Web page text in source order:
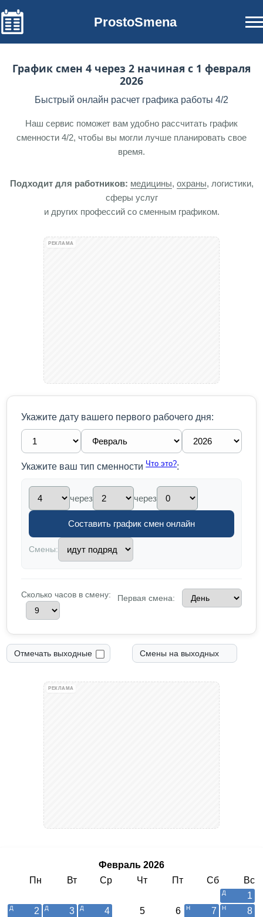
ProstoSmena
График смен 4 через 2 начиная с 1 февраля
2026
Быстрый онлайн расчет графика работы 4/2
Наш сервис поможет вам удобно рассчитать график
сменности 4/2, чтобы вы могли лучше планировать свое
время.
Подходит для работников: медицины, охраны, логистики,
сферы услуг
и других профессий со сменным графиком.
РЕКЛАМА
Укажите дату вашего первого рабочего дня:
Укажите ваш тип сменностиЧто это?:
через через
Смены:
Сколько часов в смену: Первая смена:
Отмечать выходные Смены на выходных
РЕКЛАМА
Февраль 2026
Пн
Вт Ср Чт Пт Сб
Вс
1
2
3 4 5 6 7
8